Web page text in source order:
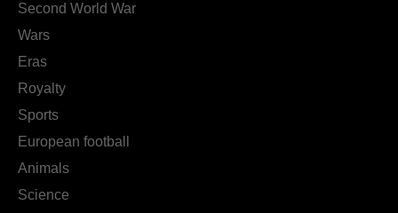
Second World War
Wars
Eras
Royalty
Sports
European football
Animals
Science